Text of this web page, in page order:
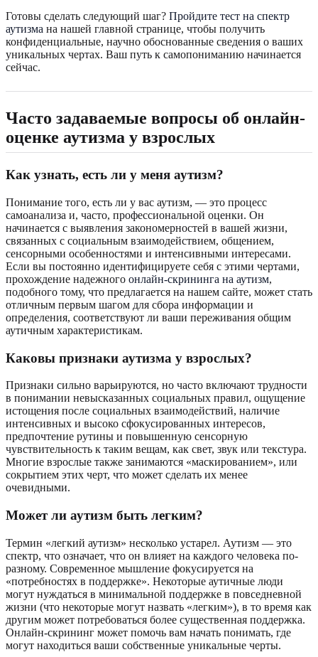
Готовы сделать следующий шаг? Пройдите тест на спектр
аутизма на нашей главной странице, чтобы получить
конфиденциальные, научно обоснованные сведения о ваших
уникальных чертах. Ваш путь к самопониманию начинается
сейчас.
Часто задаваемые вопросы об онлайн-
оценке аутизма у взрослых
Как узнать, есть ли у меня аутизм?
Понимание того, есть ли у вас аутизм, — это процесс
самоанализа и, часто, профессиональной оценки. Он
начинается с выявления закономерностей в вашей жизни,
связанных с социальным взаимодействием, общением,
сенсорными особенностями и интенсивными интересами.
Если вы постоянно идентифицируете себя с этими чертами,
прохождение надежного онлайн-скрининга на аутизм,
подобного тому, что предлагается на нашем сайте, может стать
отличным первым шагом для сбора информации и
определения, соответствуют ли ваши переживания общим
аутичным характеристикам.
Каковы признаки аутизма у взрослых?
Признаки сильно варьируются, но часто включают трудности
в понимании невысказанных социальных правил, ощущение
истощения после социальных взаимодействий, наличие
интенсивных и высоко сфокусированных интересов,
предпочтение рутины и повышенную сенсорную
чувствительность к таким вещам, как свет, звук или текстура.
Многие взрослые также занимаются «маскированием», или
сокрытием этих черт, что может сделать их менее
очевидными.
Может ли аутизм быть легким?
Термин «легкий аутизм» несколько устарел. Аутизм — это
спектр, что означает, что он влияет на каждого человека по-
разному. Современное мышление фокусируется на
«потребностях в поддержке». Некоторые аутичные люди
могут нуждаться в минимальной поддержке в повседневной
жизни (что некоторые могут назвать «легким»), в то время как
другим может потребоваться более существенная поддержка.
Онлайн-скрининг может помочь вам начать понимать, где
могут находиться ваши собственные уникальные черты.